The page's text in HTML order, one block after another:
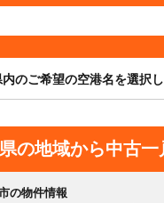
のご希望の空港名を選択
の地域から中古
の物件情報